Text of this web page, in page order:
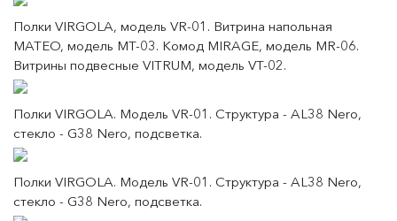
Полки VIRGOLA, модель VR-01. Витрина напольная
MATEO, модель MT-03. Комод MIRAGE, модель MR-06.
Витрины подвесные VITRUM, модель VT-02.
Полки VIRGOLA. Модель VR-01. Структура - AL38 Nero,
стекло - G38 Nero, подсветка.
Полки VIRGOLA. Модель VR-01. Структура - AL38 Nero,
стекло - G38 Nero, подсветка.